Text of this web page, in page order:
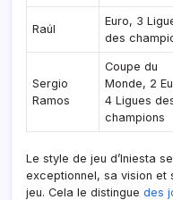
Raúl
Euro, 3
des
Sergio
Ramos
Coupe du
Monde, 2
4 Ligues
champions
Le style de jeu d’Iniesta
exceptionnel, sa vision
jeu. Cela le distingue des